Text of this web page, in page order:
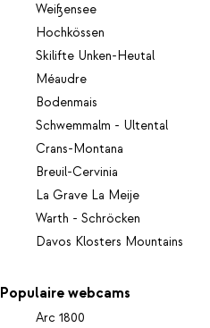
Weißensee
Hochkössen
Skilifte Unken-Heutal
Méaudre
Bodenmais
Schwemmalm - Ultental
Crans-Montana
Breuil-Cervinia
La Grave La Meije
Warth - Schröcken
Davos Klosters Mountains
Populaire webcams
Arc 1800